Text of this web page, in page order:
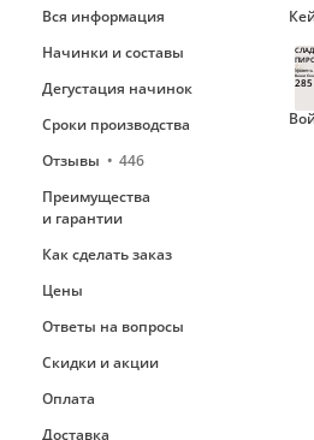
Вся информация
Начинки и составы
Дегустация начинок
Сроки производства
Отзывы
446
Преимущества
и гарантии
Как сделать заказ
Цены
Ответы на вопросы
Скидки и акции
Оплата
Доставка
Ваши
285